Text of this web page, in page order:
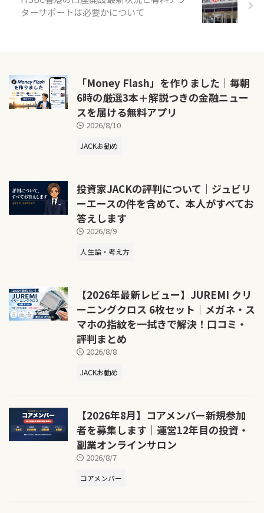
ターサポートは必要かについて
「Money Flash」を作りました｜毎朝
6時の厳選3本＋解説つきの金融ニュー
スを届ける無料アプリ
2026/8/10
JACKお勧め
投資家JACKの評判について｜ジュビリ
ーエースの件を含めて、本人がすべてお
答えします
2026/8/9
人生論・考え方
【2026年最新レビュー】JUREMI クリ
ーニングクロス 6枚セット｜メガネ・ス
マホの指紋を一拭きで解決！口コミ・
評判まとめ
2026/8/8
JACKお勧め
【2026年8月】コアメンバー新規参加
者を募集します｜運営12年目の投資・
副業オンラインサロン
2026/8/7
コアメンバー